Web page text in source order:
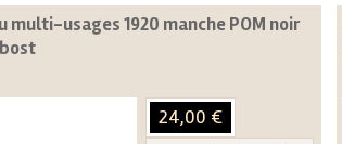
multi-usages 1920 manche POM noir
24,00 €